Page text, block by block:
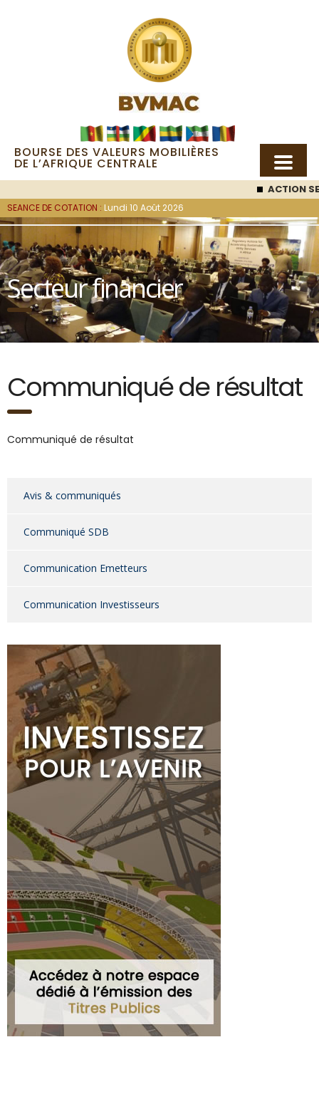
BOURSE DES VALEURS MOBILIÈRES
DE L’AFRIQUE CENTRALE
ACTION SEMC: 53
SEANCE DE COTATION : Lundi 10 Août 2026
Secteur financier
Communiqué de résultat
Communiqué de résultat
Avis & communiqués
Communiqué SDB
Communication Emetteurs
Communication Investisseurs